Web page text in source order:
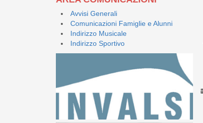
Avvisi Generali
Comunicazioni Famiglie e Alunni
Indirizzo Musicale
Indirizzo Sportivo